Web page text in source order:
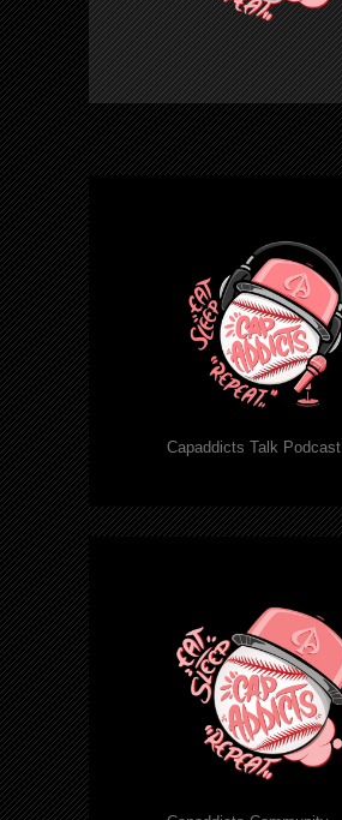
Capaddicts Talk Podcast